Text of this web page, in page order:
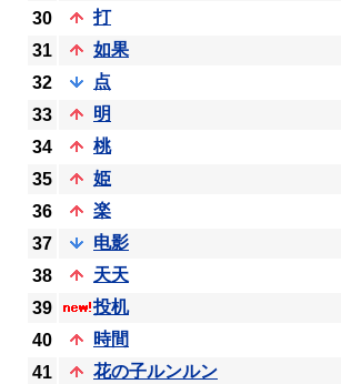
30
打
31
如果
32
点
33
明
34
桃
35
姫
36
楽
37
电影
38
天天
39
投机
40
時間
41
花の子ルンルン